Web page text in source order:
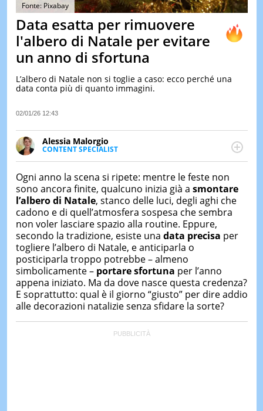
&
TEST
DI
IERI
Fonte: Pixabay
Data esatta per rimuovere
l'albero di Natale per evitare
un anno di sfortuna
L’albero di Natale non si toglie a caso: ecco perché una
data conta più di quanto immagini.
02/01/26 12:43
Alessia Malorgio
CONTENT SPECIALIST
Ha conseguito un Master in Marketing Management
occupa della creazione di contenuti in ottica SEO e
dello sviluppo di strategie marketing attraverso
canali digitali.
Ogni anno la scena si ripete: mentre le feste non
sono ancora finite, qualcuno inizia già a smontare
l’albero di Natale, stanco delle luci, degli aghi che
cadono e di quell’atmosfera sospesa che sembra
non voler lasciare spazio alla routine. Eppure,
secondo la tradizione, esiste una data precisa per
togliere l’albero di Natale, e anticiparla o
posticiparla troppo potrebbe – almeno
simbolicamente – portare sfortuna per l’anno
appena iniziato. Ma da dove nasce questa credenza?
E soprattutto: qual è il giorno “giusto” per dire addio
alle decorazioni natalizie senza sfidare la sorte?